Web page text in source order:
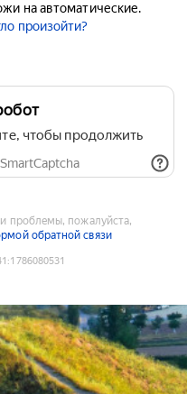
на автоматические.
произойти?
чтобы продолжить
проблемы, пожалуйста,
обратной связи
:1786080531